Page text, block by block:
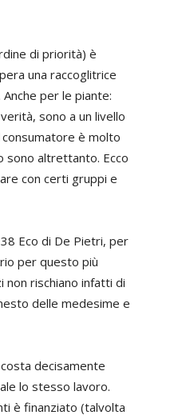
di priorità) è
una raccoglitrice
per le piante:
sono a un livello
è molto
sono altrettanto. Ecco
con certi gruppi e
Eco di De Pietri, per
per questo più
non rischiano infatti di
delle medesime e
decisamente
lo stesso lavoro.
è finanziato (talvolta